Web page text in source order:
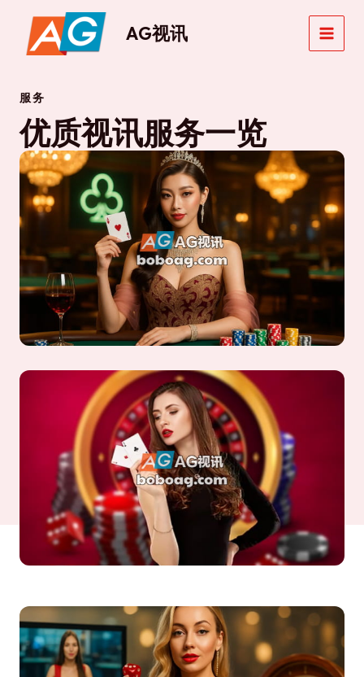
AG视讯
MAIN
服务
优质视讯服务一览